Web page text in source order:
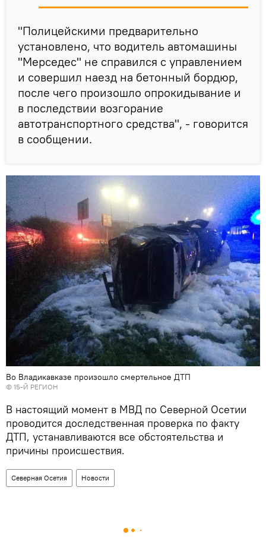
"Полицейскими предварительно
установлено, что водитель автомашины
"Мерседес" не справился с управлением
и совершил наезд на бетонный бордюр,
после чего произошло опрокидывание и
в последствии возгорание
автотранспортного средства", - говорится
в сообщении.
Во Владикавказе произошло смертельное ДТП
© 15-Й РЕГИОН
В настоящий момент в МВД по Северной Осетии
проводится доследственная проверка по факту
ДТП, устанавливаются все обстоятельства и
причины происшествия.
Северная Осетия Новости